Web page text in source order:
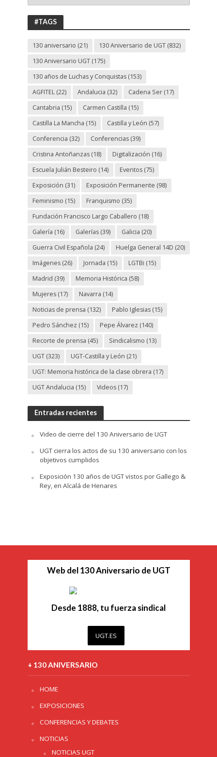
ANIVERSARIO
UGT
#TAGS
130 aniversario (21) 130 Aniversario de UGT(832)
130 Aniversario UGT(175)
130 años de Luchas y Conquistas(153)
AGFITEL(22) Andalucia (32) Cadena Ser(17)
Cantabria (15) Carmen Castilla (15)
Castilla La Mancha (15) Castilla y León (57)
Conferencia (32) Conferencias(39)
Cristina Antoñanzas(18) Digitalización (16)
Escuela Julián Besteiro (14) Eventos(75)
Exposición (31) Exposición Permanente (98)
Feminismo (15) Franquismo (35)
Fundación Francisco Largo Caballero (18)
Galería (16) Galerías(39) Galicia (20)
Guerra Civil Española (24) Huelga General 14D (20)
Imágenes(26) Jornada (15) LGTBi (15)
Madrid (39) Memoria Histórica (58)
Mujeres(17) Navarra (14)
Noticias de prensa (132) Pablo Iglesias(15)
Pedro Sánchez (15) Pepe Álvarez (140)
Recorte de prensa (45) Sindicalismo (13)
UGT(323) UGT-Castilla y León (21)
UGT: Memoria histórica de la clase obrera (17)
UGT Andalucia (15) Videos(17)
Entradas recientes
Video de cierre del 130 Aniversario de UGT
UGT cierra los actos de su 130 aniversario con los
objetivos cumplidos
Exposición 130 años de UGT vistos por Gallego &
Rey, en Alcalá de Henares
Web del 130 Aniversario de UGT
Desde 1888, tu fuerza sindical
UGT.ES
+ 130 ANIVERSARIO
HOME
EXPOSICIONES
CONFERENCIAS Y DEBATES
NOTICIAS
NOTICIAS UGT